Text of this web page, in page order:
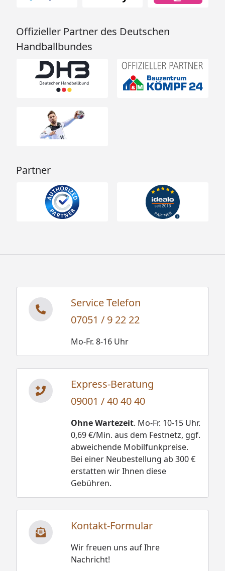
Reiter 'Zubehör').
Das Kabel zwischen
externer Steuerung).
Spiegelverkehrter
Montage
Weitere Informationen
Optionale Erweiterungen (siehe Reiter "Zubehör"):
Sternenhimmel
Thermo- und Hygrometer, Sanduhren,
Schöpfkellen, Aufgusskübel, usw.
Weka Sauna Cubilis 3 - Montageanleitung
Weka Sauna Cubilis 3 -
Weka Sauna Cubilis 3 - Technische Daten
Offizieller Partner des Deutschen
Handballbundes
Partner
Service Telefon
07051 / 9 22 22
Mo-Fr. 8-16 Uhr
Express-Beratung
09001 / 40 40 40
Ohne Wartezeit. Mo-Fr. 10-15 Uhr.
0,69 €/Min. aus dem Festnetz, ggf.
abweichende Mobilfunkpreise.
Bei einer Neubestellung ab 300 €
erstatten wir Ihnen diese
Gebühren.
Kontakt-Formular
Wir freuen uns auf Ihre
Nachricht!